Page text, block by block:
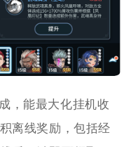
，能最大化挂机收
离线奖励，包括经